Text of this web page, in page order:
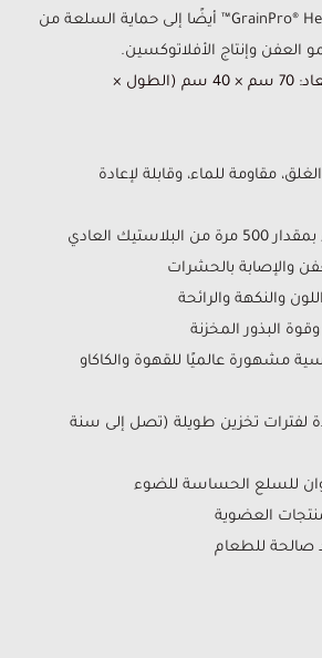
استخدام GrainPro® Hermetic Bag™ أيضًا إلى حماية السلعة من
العفن وإنتاج الأفلاتوكسين.
صغير. الأبعاد: 70 سم × 40 سم (الطول ×
مقاومة للماء، وقابلة لإعادة
العادي
والإصابة بالحشرات
والنكهة والرائحة
البذور المخزنة
مشهورة عالميًا للقهوة والكاكاو
لفترات تخزين طويلة (تصل إلى سنة
للسلع الحساسة للضوء
العضوية
صالحة للطعام